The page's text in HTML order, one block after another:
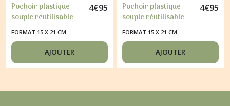
Pochoir plastique
souple réutilisable
Fabrika Décoru
TAUREAUX 333
4€95
FORMAT 15 X 21 CM
AJOUTER
Pochoir plastique
souple réutilisable
Fabrika Décoru
BORDURE IRIS 295
4€95
FORMAT 15 X 21 CM
AJOUTER